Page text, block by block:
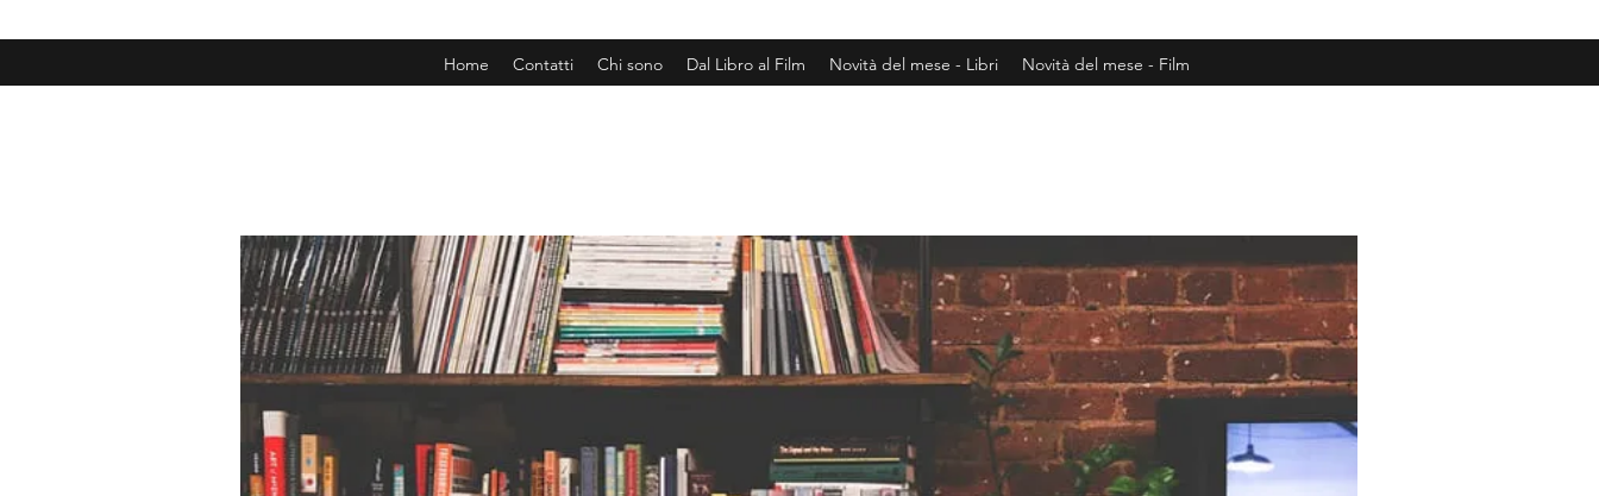
Novità del mese - Film
Novità del mese - Libri
Dal Libro al Film
Chi sono
Contatti
Home